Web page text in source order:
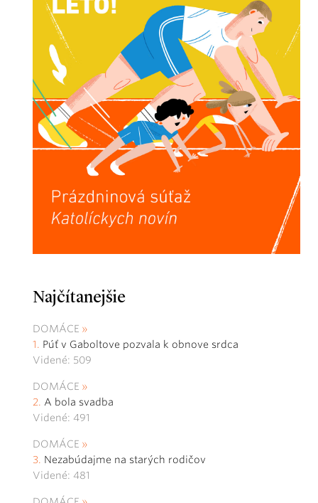
Najčítanejšie
DOMÁCE
Púť v Gaboltove pozvala k obnove srdca
Videné: 509
DOMÁCE
A bola svadba
Videné: 491
DOMÁCE
Nezabúdajme na starých rodičov
Videné: 481